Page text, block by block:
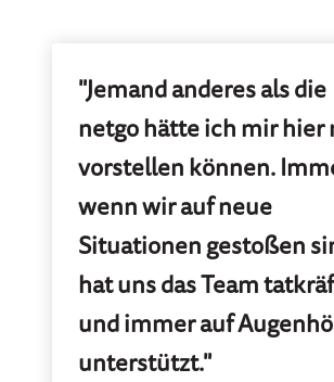
"Jemand anderes als die
netgo hätte ich mir hier
vorstellen können.
wenn wir auf neue
Situationen gestoßen
hat uns das Team
und immer auf
unterstützt."